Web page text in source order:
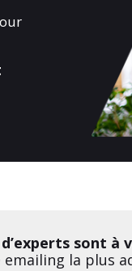
sont à
la plus